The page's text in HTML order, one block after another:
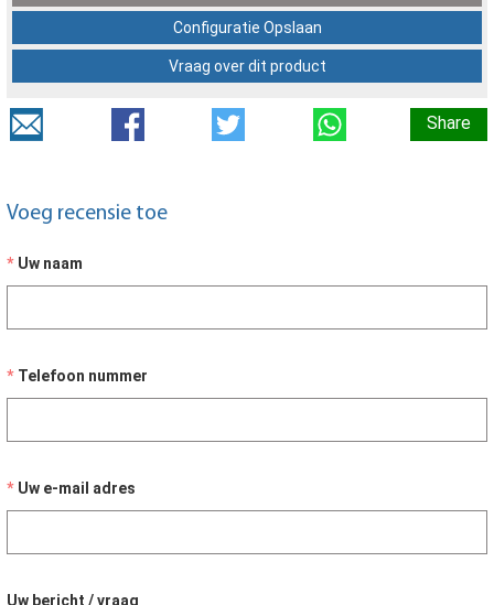
Configuratie Opslaan
Vraag over dit product
Share
Voeg recensie toe
Uw naam
Telefoon nummer
Uw e-mail adres
Uw bericht / vraag